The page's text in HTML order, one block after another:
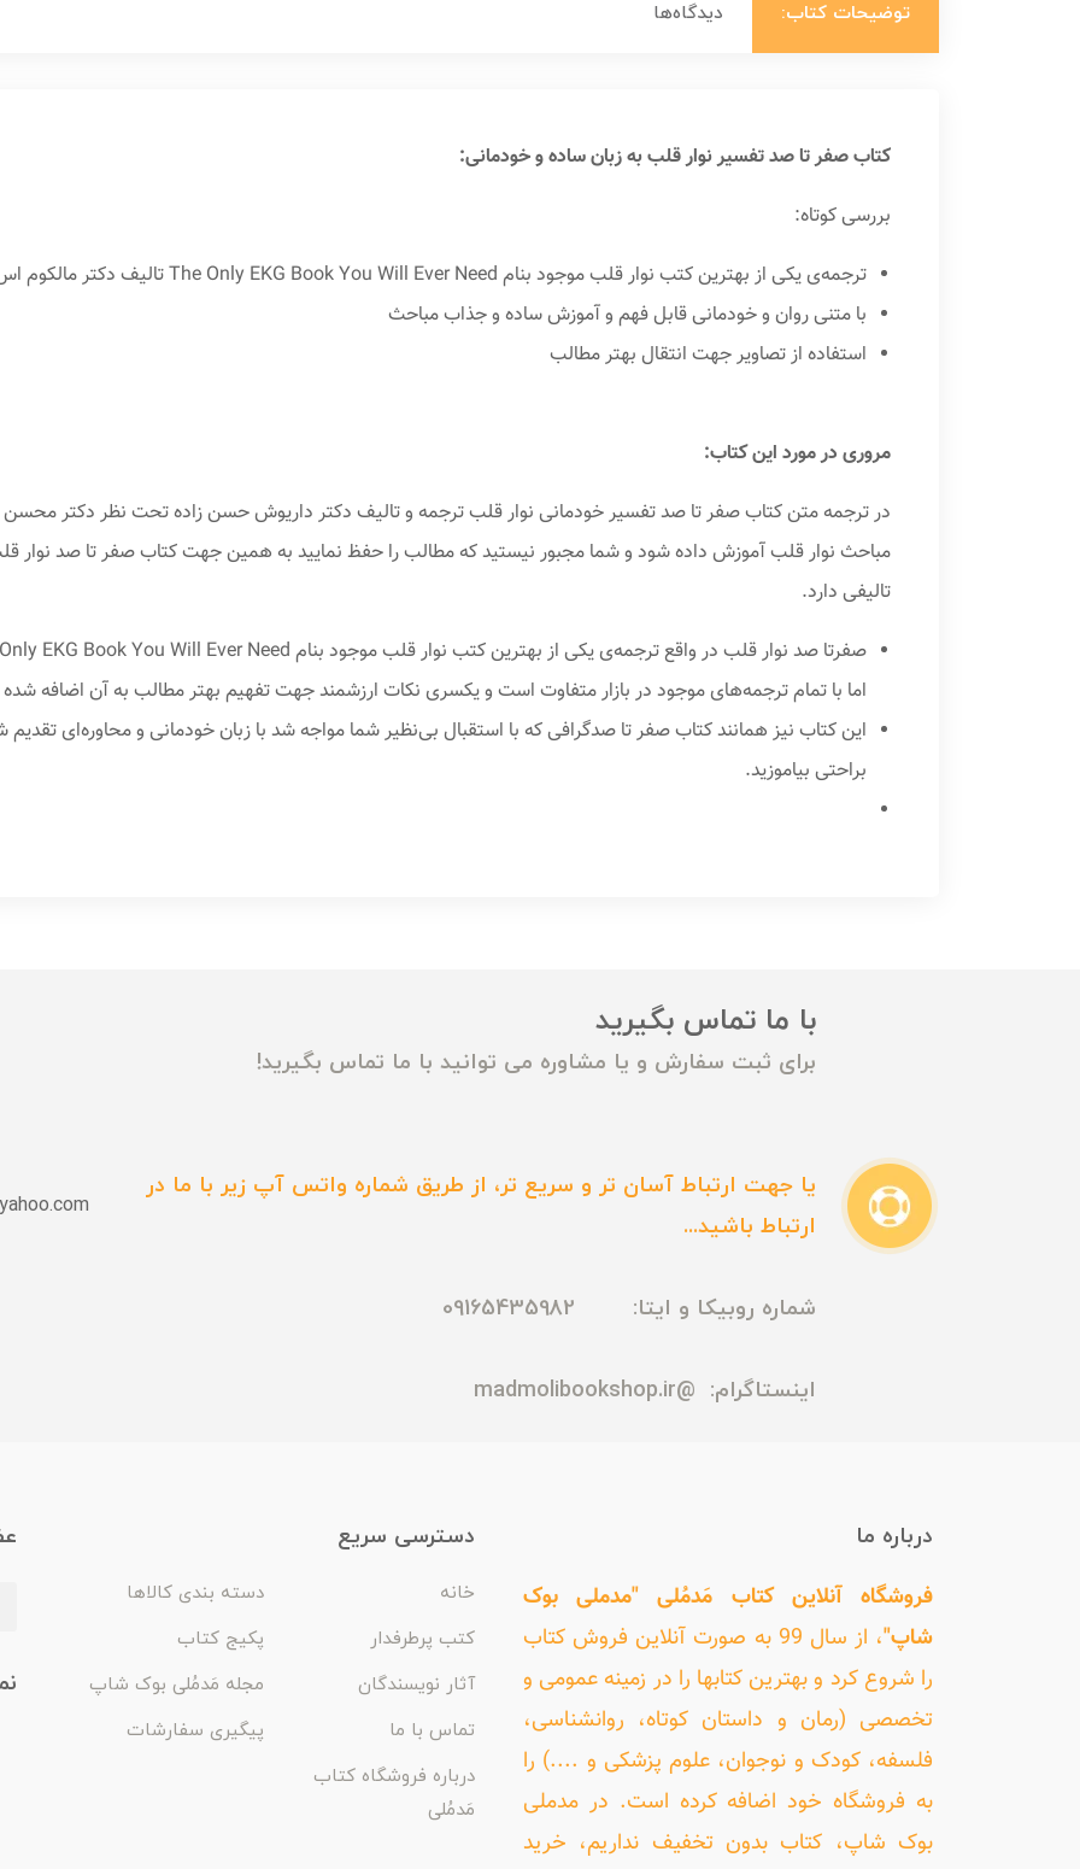
توضیحات کتاب: دیدگاه‌ها
کتاب صفر تا صد تفسیر نوار قلب به زبان ساده و خودمانی:
بررسی کوتاه:
ترجمه‌ی یکی از بهترین کتب نوار قلب موجود بنام The Only EKG Book You Will Ever Need تالیف دکتر مالکوم اس تایلور
با متنی روان و خودمانی قابل فهم و آموزش ساده و جذاب مباحث
استفاده از تصاویر جهت انتقال بهتر مطالب
مروری در مورد این کتاب:
در ترجمه متن کتاب صفر تا صد تفسیر خودمانی نوار قلب ترجمه و تالیف دکتر داریوش حسن زاده تحت نظر دکتر
مباحث نوار قلب آموزش داده شود و شما مجبور نیستید که مطالب را حفظ نمایید به همین جهت کتاب صفر تا صد نوار
تالیفی دارد.
اما با تمام ترجمه‌های موجود در بازار متفاوت است و یکسری نکات ارزشمند جهت تفهیم بهتر مطالب به آن اضافه
این کتاب نیز همانند کتاب صفر تا صدگرافی که با استقبال بی‌نظیر شما مواجه شد با زبان خودمانی و محاوره‌ای
براحتی بیاموزید.
با ما تماس بگیرید
برای ثبت سفارش و یا مشاوره می توانید با ما تماس بگیرید!
یا جهت ارتباط آسان تر و سریع تر، از طریق شماره واتس آپ زیر با ما در
ارتباط باشید...
شماره روبیکا و ایتا: 09165435982
اینستاگرام: @madmolibookshop.ir
درباره ما
فروشگاه آنلاین کتاب مَدمُلی "مدملی بوک
شاپ"
، از سال 99 به صورت آنلاین فروش کتاب
را شروع کرد و بهترین کتابها را در زمینه عمومی و
تخصصی (رمان و داستان کوتاه، روانشناسی،
فلسفه، کودک و نوجوان، علوم پزشکی و ....) را
به فروشگاه خود اضافه کرده است. در مدملی
بوک شاپ، کتاب بدون تخفیف نداریم، خرید
دسترسی سریع
خانه
دسته بندی کالاها
کتب پرطرفدار
پکیج کتاب
آثار نویسندگان
مجله مَدمُلی بوک شاپ
تماس با ما
پیگیری سفارشات
درباره فروشگاه کتاب
مَدمُلی